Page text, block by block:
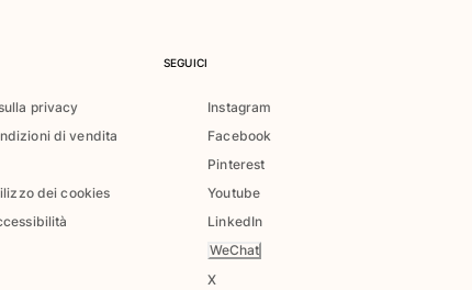
privacy
di vendita
dei cookies
SEGUICI
Instagram
Facebook
Pinterest
Youtube
LinkedIn
WeChat
X